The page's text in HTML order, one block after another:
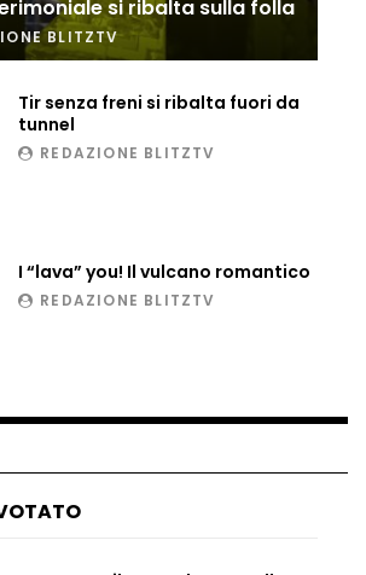
russi
sul passaggio a livello:
divertimenti, attrazione cede
a Petén
si ribalta sulla folla
BLITZTV
Tir senza freni si ribalta fuori da
tunnel
REDAZIONE BLITZTV
I “lava” you! Il vulcano romantico
REDAZIONE BLITZTV